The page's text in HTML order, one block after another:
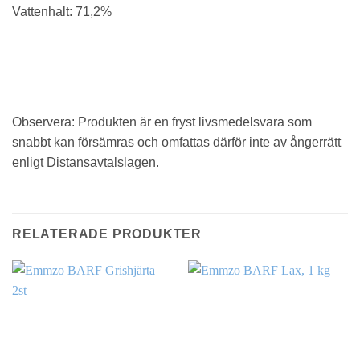
Vattenhalt: 71,2%
Observera: Produkten är en fryst livsmedelsvara som
snabbt kan försämras och omfattas därför inte av ångerrätt
enligt Distansavtalslagen.
RELATERADE PRODUKTER